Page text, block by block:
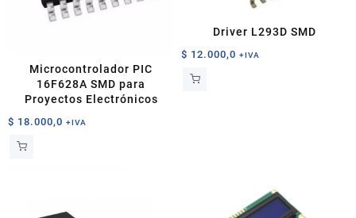
Microcontrolador PIC
16F628A SMD para
Proyectos Electrónicos
$ 18.000,0 +IVA
Driver L293D SMD
$ 12.000,0 +IVA